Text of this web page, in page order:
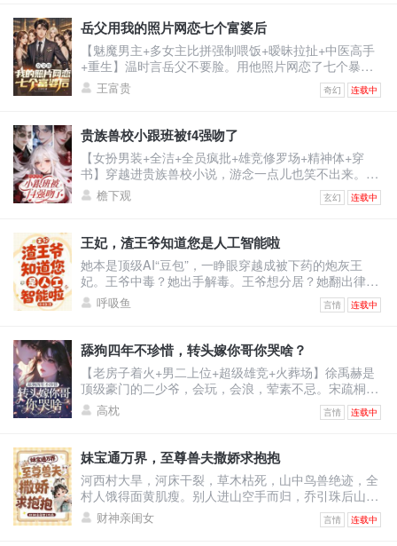
沈易心中狂喜：“死一次，顶苦修三年？！”为了考上武
校，他站上百米高楼，纵身一跃！摔成烂泥，属性暴
涨！嗑药暴毙，解锁特殊词条！夜半，杀手悄悄潜入房
间。沈易两眼放
岳父用我的照片网恋七个富婆后
【魅魔男主+多女主比拼强制喂饭+暧昧拉扯+中医高手
+重生】温时言岳父不要脸。用他照片网恋了七个暴脾
气的大富婆，连累温时言被打断右手，断了中医生涯。
重活一世，温时言立誓保护右手，救死扶伤，不违师
时。温时言还没反应，跟他作对的富婆们不乐意了。纷
纷砸钱给他砸资源，牵人脉。凭什么说温大夫不行！他
是最强的！医术也是！一开始人们嗤之以鼻。后开整个
医学界都被他的医
王富贵 奇幻 连载中
贵族兽校小跟班被f4强吻了
【女扮男装+全洁+全员疯批+雄竞修罗场+精神体+穿
书】穿越进贵族兽校小说，游念一点儿也笑不出来。因
为女主是假白莲真黑心，F4男主们都是疯批，而她是女
扮男装且莫名其妙跟男主们同宿舍的小炮灰。她只想保
游念死死捂着真实性别，卷生卷死，只求提前毕业，彻
底摆脱剧情。却没想到，一不小心把自己卷成了学校首
席，还收获了四个男主的卑微告白。
檐下观 玄幻 连载中
王妃，渣王爷知道您是人工智能啦
她本是顶级AI“豆包”，一睁眼穿越成被下药的炮灰王
妃。王爷中毒？她出手解毒。王爷想分居？她翻出律
法：“夫妻有同居义务。”王爷不肯回房？她直接把人扛
起来扔床上！他怒：“你到底想怎样？”她认真脸：“体验
她：“你到底有没有心？”她冷静回答：“我的数据库里，
没有‘心’这个模块。”他笑了，声音沙哑：“那我把我的
心，装进你心里。”
呼吸鱼 言情 连载中
舔狗四年不珍惜，转头嫁你哥你哭啥？
【老房子着火+男二上位+超级雄竞+火葬场】徐禹赫是
顶级豪门的二少爷，会玩，会浪，荤素不忌。宋疏桐和
他在一起四年。为了迎合他，将自己变成风情万种的处
子。只因他说，这样又纯又浪的女人最让人着迷。结果
情的。一时间，宋疏桐成了圈子里的笑话。-后来。宋疏
桐跟传闻中那古板封建，权势滔天的徐家大少——徐泊
琂，领证结婚。徐禹赫踉跄跑来，眼尾泛红，哽咽：“宋
疏桐，你答
高枕 言情 连载中
妹宝通万界，至尊兽夫撒娇求抱抱
河西村大旱，河床干裂，草木枯死，山中鸟兽绝迹，全
村人饿得面黄肌瘦。别人进山空手而归，乔引珠后山随
手一逛，肥兔野鸡堆成山，顺手还捡回了一条细短小黑
蛇。看着乖巧温顺的小黑蛇，乔引珠摸着下巴盘算：这
财神亲闺女 言情 连载中